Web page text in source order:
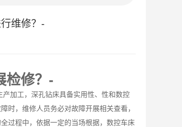
维修？-
检修？-
加工，深孔钻床具备实用性、性和数控
时，维修人员务必对故障开展相关查看，
过程中，依据一定的当场根据，数控车床